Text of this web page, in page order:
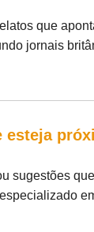
que
jornais
esteja
sugestões